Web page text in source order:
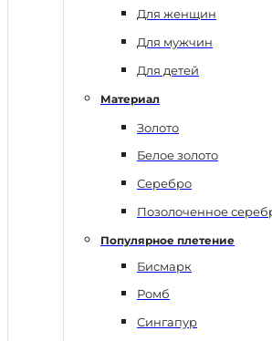
Для женщин
Для мужчин
Для детей
Материал
Золото
Белое золото
Серебро
Позолоченное
Популярное плетение
Бисмарк
Ромб
Сингапур